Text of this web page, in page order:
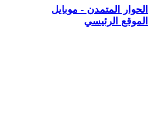
الحوار المتمدن - موبايل
الموقع الرئيسي